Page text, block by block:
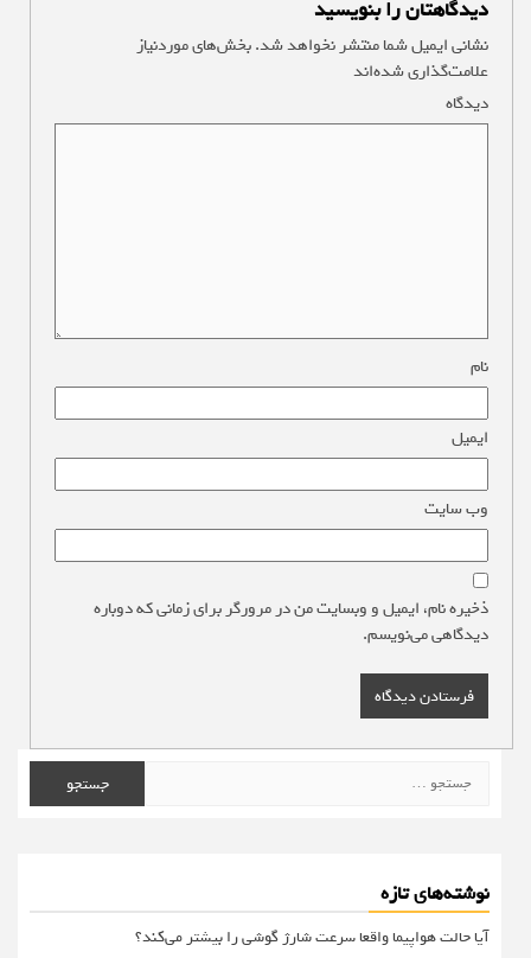
دیدگاهتان را بنویسید
نشانی ایمیل شما منتشر نخواهد شد.بخش‌های موردنیاز
علامت‌گذاری شده‌اند
دیدگاه
نام
ایمیل
وب‌ سایت
ذخیره نام، ایمیل و وبسایت من در مرورگر برای زمانی که دوباره
دیدگاهی می‌نویسم.
برای:
نوشته‌های تازه
آیا حالت هواپیما واقعا سرعت شارژ گوشی را بیشتر می‌کند؟